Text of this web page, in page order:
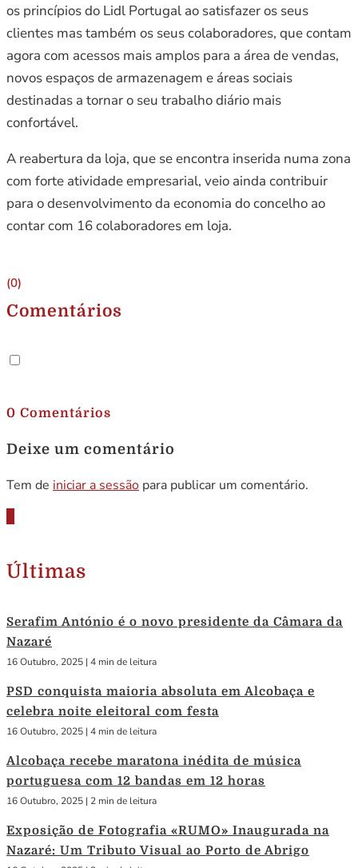
os princípios do Lidl Portugal ao satisfazer os seus
clientes mas também os seus colaboradores, que contam
agora com acessos mais amplos para a área de vendas,
novos espaços de armazenagem e áreas sociais
destinadas a tornar o seu trabalho diário mais
confortável.
A reabertura da loja, que se encontra inserida numa zona
com forte atividade empresarial, veio ainda contribuir
para o desenvolvimento da economia do concelho ao
contar com 16 colaboradores em loja.
(0)
Comentários
0 Comentários
Deixe um comentário
Tem de iniciar a sessão para publicar um comentário.
Últimas
Serafim António é o novo presidente da Câmara da
Nazaré
16 Outubro, 2025 | 4 min de leitura
PSD conquista maioria absoluta em Alcobaça e
celebra noite eleitoral com festa
16 Outubro, 2025 | 4 min de leitura
Alcobaça recebe maratona inédita de música
portuguesa com 12 bandas em 12 horas
16 Outubro, 2025 | 2 min de leitura
Exposição de Fotografia «RUMO» Inaugurada na
Nazaré: Um Tributo Visual ao Porto de Abrigo